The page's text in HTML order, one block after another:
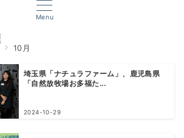
Menu
10月
埼玉県「ナチュラファーム」、鹿児島県
「自然放牧場お多福た...
2024-10-29